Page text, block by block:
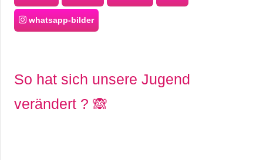
whatsapp-bilder
So hat sich unsere Jugend
verändert ? 🙈